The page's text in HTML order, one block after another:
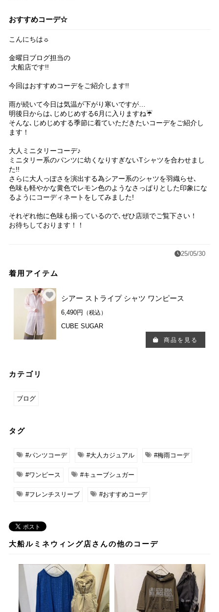
おすすめコーデ☆
こんにちは☼
金曜日ブログ担当の
大船店です!!
今回はおすすめコーデをご紹介します!!
雨が続いて今日は気温が下がり寒いですが…
明後日からは､じめじめする6月に入りますね☔️
そんな､じめじめする季節に着ていただきたいコーデをご紹介し
ます！
大人ミニタリーコーデ♪
ミニタリー系のパンツに幼くなりすぎないTシャツを合わせまし
た!!
さらに大人っぽさを演出する為シアー系のシャツを羽織らせ､
色味も軽やかな黄色でレモン色のようなさっぱりとした印象にな
るようにコーディネートをしてみました!
それぞれ他に色味も揃っているので､ぜひ店頭でご覧下さい！
お待ちしております！！
25/05/30
着用アイテム
シアー ストライプ シャツ ワンピース
6,490円 （税込）
CUBE SUGAR
商品を見る
カテゴリ
ブログ
タグ
#パンツコーデ #大人カジュアル #梅雨コーデ
#ワンピース #キューブシュガー
#フレンチスリーブ #おすすめコーデ
大船ルミネウィング店さんの他のコーデ